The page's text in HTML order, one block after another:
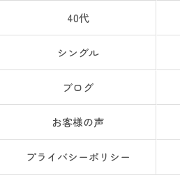
40代
シングル
ブログ
お客様の声
プライバシーポリシー